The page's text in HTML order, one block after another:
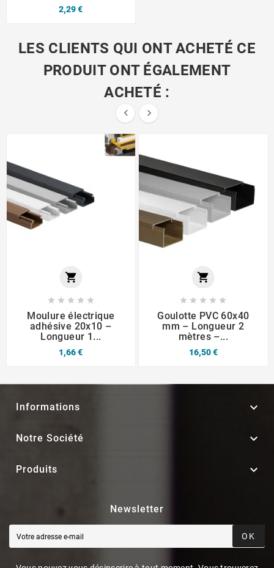
2,29 €
LES CLIENTS QUI ONT ACHETÉ CE
PRODUIT ONT ÉGALEMENT
ACHETÉ :
 

    
Moulure électrique
adhésive 20x10 –
Longueur 1...
1,66 €

    
Goulotte PVC 60x40
mm – Longueur 2
mètres –...
16,50 €
Informations 
Notre Société 
Produits 
Newsletter
OK